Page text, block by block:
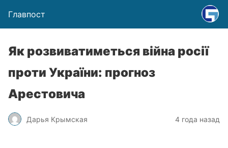
Главпост
Як розвиватиметься війна росії
проти України: прогноз
Арестовича
Дарья Крымская 4 года назад